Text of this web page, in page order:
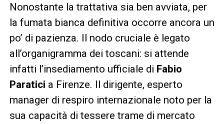
Nonostante la trattativa sia ben avviata, per
la fumata bianca definitiva occorre ancora un
po’ di pazienza. Il nodo cruciale è legato
all’organigramma dei toscani: si attende
infatti l’insediamento ufficiale di Fabio
Paratici a Firenze. Il dirigente, esperto
manager di respiro internazionale noto per la
sua capacità di tessere trame di mercato